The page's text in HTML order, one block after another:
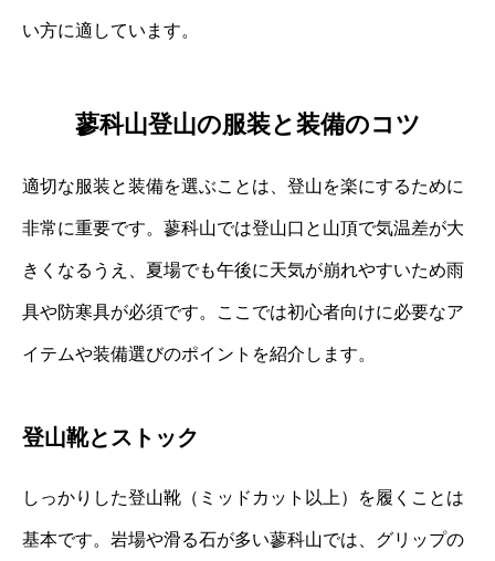
い方に適しています。
蓼科山登山の服装と装備のコツ
適切な服装と装備を選ぶことは、登山を楽にするために
非常に重要です。蓼科山では登山口と山頂で気温差が大
きくなるうえ、夏場でも午後に天気が崩れやすいため雨
具や防寒具が必須です。ここでは初心者向けに必要なア
イテムや装備選びのポイントを紹介します。
登山靴とストック
しっかりした登山靴（ミッドカット以上）を履くことは
基本です。岩場や滑る石が多い蓼科山では、グリップの